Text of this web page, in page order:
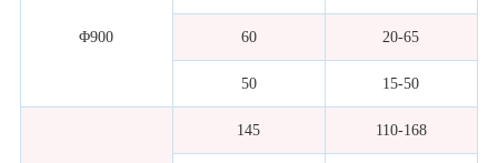
Φ900 60 20-65
50 15-50
145 110-168